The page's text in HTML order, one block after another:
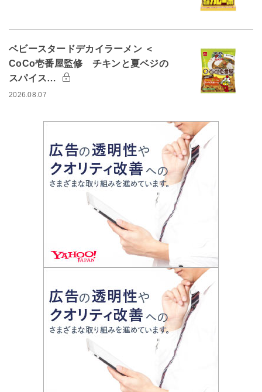
ベビースタードデカイラーメン ＜
CoCo壱番屋監修 チキンと夏ベジの
スパイス…
2026.08.07